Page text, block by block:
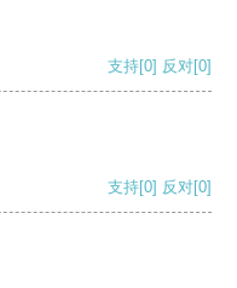
支持[0] 反对[0]
支持[0] 反对[0]